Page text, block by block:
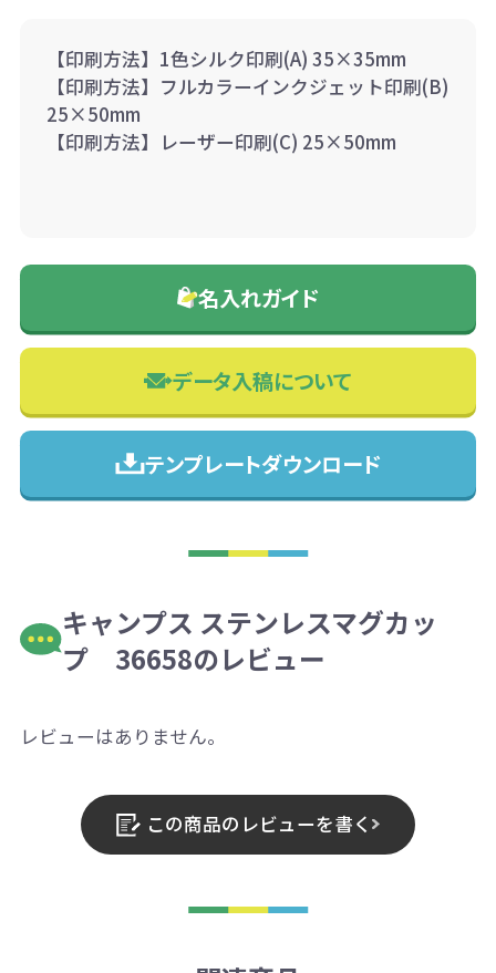
【印刷方法】1色シルク印刷(A) 35×35mm
【印刷方法】フルカラーインクジェット印刷(B)
25×50mm
【印刷方法】レーザー印刷(C) 25×50mm
名入れガイド
データ入稿について
テンプレートダウンロード
キャンプス ステンレスマグカッ
プ 36658のレビュー
レビューはありません。
この商品のレビューを書く